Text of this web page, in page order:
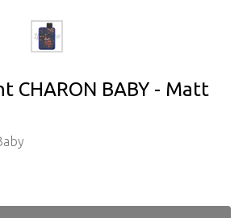
CHARON BABY - Matt